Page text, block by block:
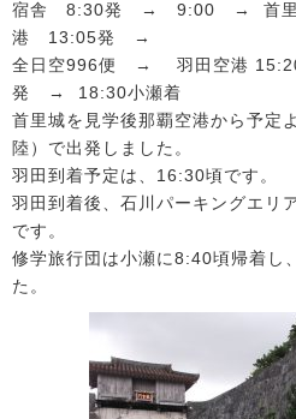
宿舎 8:30発 → 9:00 → 首
港 13:05発 →
全日空996便 → 羽田空港
発 → 18:30小瀬着
首里城を見学後那覇空港から予定
陸）で出発しました。
羽田到着予定は、16:30頃です。
羽田到着後、石川パーキングエリ
です。
修学旅行団は小瀬に8:40頃帰着し
た。